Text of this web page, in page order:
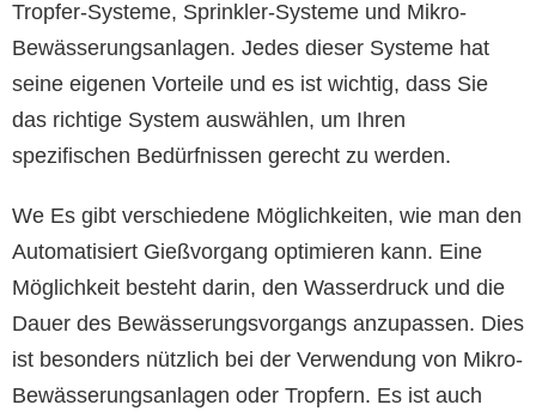
Tropfer-Systeme, Sprinkler-Systeme und Mikro-
Bewässerungsanlagen. Jedes dieser Systeme hat
seine eigenen Vorteile und es ist wichtig, dass Sie
das richtige System auswählen, um Ihren
spezifischen Bedürfnissen gerecht zu werden.
We Es gibt verschiedene Möglichkeiten, wie man den
Automatisiert Gießvorgang optimieren kann. Eine
Möglichkeit besteht darin, den Wasserdruck und die
Dauer des Bewässerungsvorgangs anzupassen. Dies
ist besonders nützlich bei der Verwendung von Mikro-
Bewässerungsanlagen oder Tropfern. Es ist auch